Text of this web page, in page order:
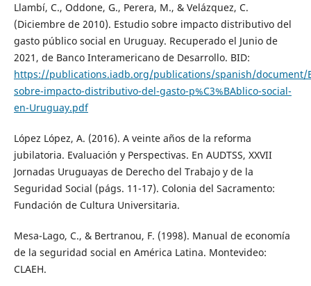
Llambí, C., Oddone, G., Perera, M., & Velázquez, C.
(Diciembre de 2010). Estudio sobre impacto distributivo del
gasto público social en Uruguay. Recuperado el Junio de
2021, de Banco Interamericano de Desarrollo. BID:
https://publications.iadb.org/publications/spanish/document/
sobre-impacto-distributivo-del-gasto-p%C3%BAblico-social-
en-Uruguay.pdf
López López, A. (2016). A veinte años de la reforma
jubilatoria. Evaluación y Perspectivas. En AUDTSS, XXVII
Jornadas Uruguayas de Derecho del Trabajo y de la
Seguridad Social (págs. 11-17). Colonia del Sacramento:
Fundación de Cultura Universitaria.
Mesa-Lago, C., & Bertranou, F. (1998). Manual de economía
de la seguridad social en América Latina. Montevideo:
CLAEH.